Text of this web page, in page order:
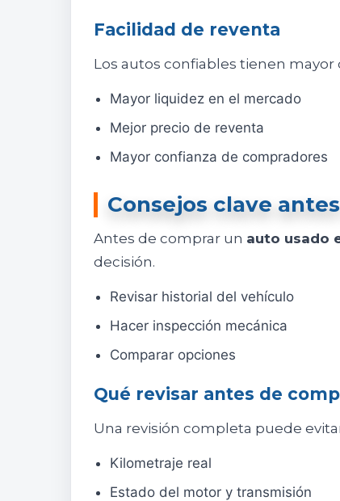
Facilidad de reventa
Los autos confiables tienen
Mayor liquidez en el mercado
Mejor precio de reventa
Mayor confianza de compradores
Consejos clave
Antes de comprar un auto usado
decisión.
Revisar historial del vehículo
Hacer inspección mecánica
Comparar opciones
Qué revisar antes de
Una revisión completa puede
Kilometraje real
Estado del motor y transmisión